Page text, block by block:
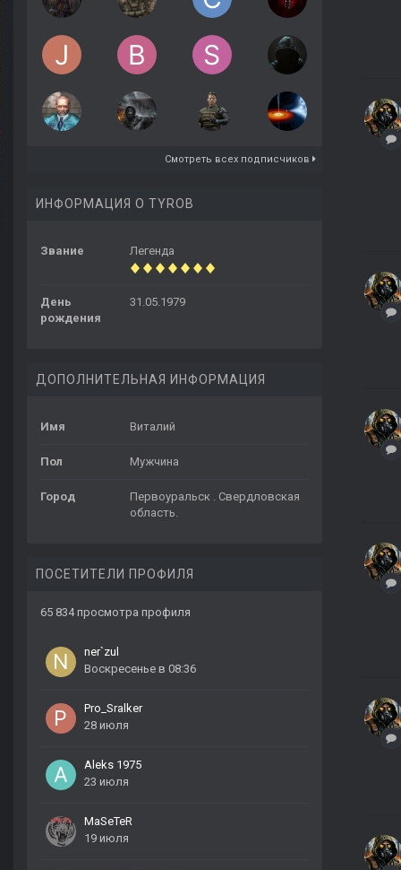
Смотреть всех подписчиков
ИНФОРМАЦИЯ О TYROB
Звание Легенда
День
рождения
31.05.1979
ДОПОЛНИТЕЛЬНАЯ ИНФОРМАЦИЯ
Имя Виталий
Пол Мужчина
Город
Первоуральск . Свердловская
область.
ПОСЕТИТЕЛИ ПРОФИЛЯ
65 834 просмотра профиля
ner`zul
Воскресенье в 08:36
Pro_Sralker
28 июля
Aleks 1975
23 июля
MaSeTeR
19 июля